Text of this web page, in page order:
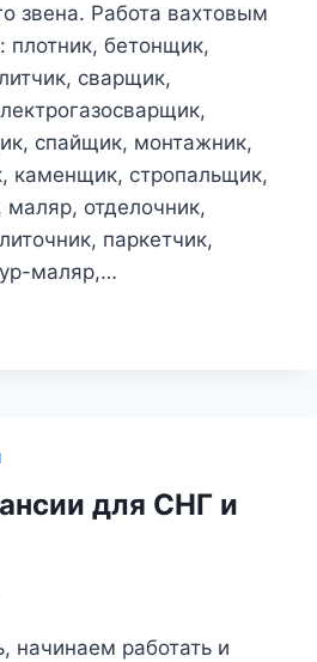
звена. Работа вахтовым
плотник, бетонщик,
сварщик,
спайщик, монтажник,
каменщик, стропальщик,
маляр, отделочник,
паркетчик,
маляр,…
для СНГ и
начинаем работать и